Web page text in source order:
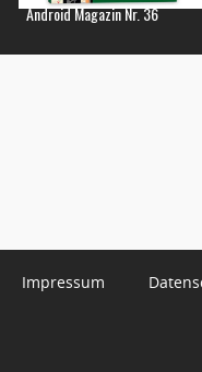
Android Magazin Nr. 36
Impressum